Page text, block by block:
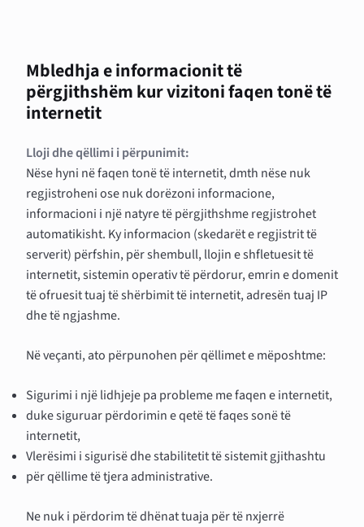
Mbledhja e informacionit të
përgjithshëm kur vizitoni faqen tonë të
internetit
Lloji dhe qëllimi i përpunimit:
Nëse hyni në faqen tonë të internetit, dmth nëse nuk
regjistroheni ose nuk dorëzoni informacione,
informacioni i një natyre të përgjithshme regjistrohet
automatikisht. Ky informacion (skedarët e regjistrit të
serverit) përfshin, për shembull, llojin e shfletuesit të
internetit, sistemin operativ të përdorur, emrin e domenit
të ofruesit tuaj të shërbimit të internetit, adresën tuaj IP
dhe të ngjashme.
Në veçanti, ato përpunohen për qëllimet e mëposhtme:
Sigurimi i një lidhjeje pa probleme me faqen e internetit,
duke siguruar përdorimin e qetë të faqes sonë të
internetit,
Vlerësimi i sigurisë dhe stabilitetit të sistemit gjithashtu
për qëllime të tjera administrative.
Ne nuk i përdorim të dhënat tuaja për të nxjerrë